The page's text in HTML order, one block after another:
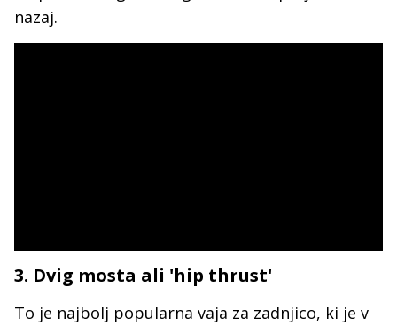
nazaj.
3. Dvig mosta ali 'hip thrust'
To je najbolj popularna vaja za zadnjico, ki je v